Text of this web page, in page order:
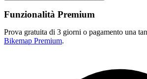
Funzionalità Premium
Prova gratuita di 3 giorni o pagamento una
Bikemap Premium.